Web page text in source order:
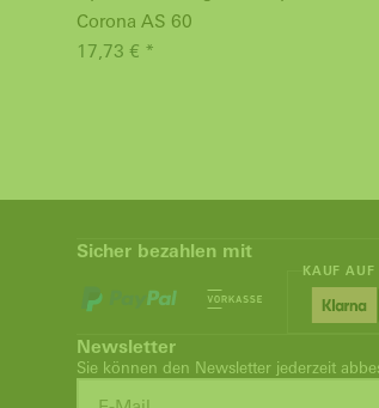
Corona AS 60
17,73 € *
Sicher bezahlen mit
KAUF AUF
Newsletter
Sie können den Newsletter jederzeit